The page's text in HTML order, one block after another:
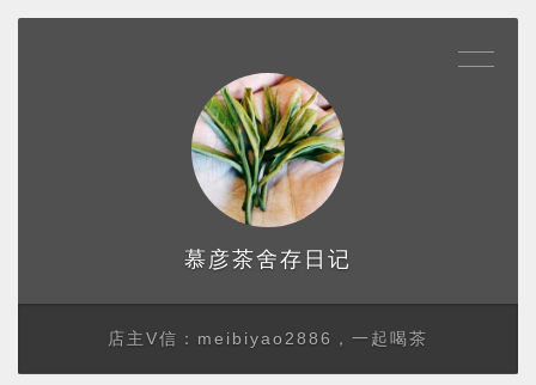
慕彦茶舍存日记
店主V信：meibiyao2886，一起喝茶